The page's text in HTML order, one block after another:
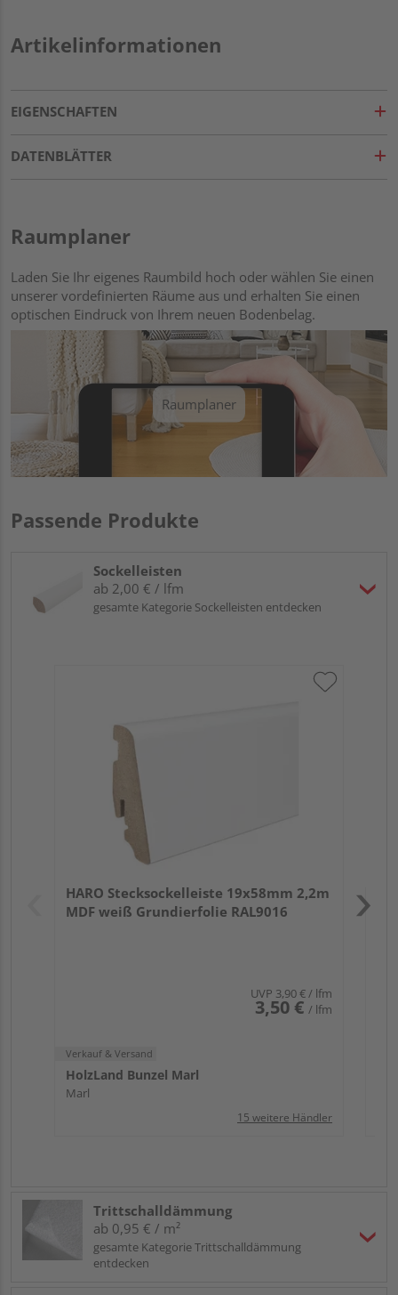
Artikelinformationen
EIGENSCHAFTEN
DATENBLÄTTER
Raumplaner
Laden Sie Ihr eigenes Raumbild hoch oder wählen Sie einen
unserer vordefinierten Räume aus und erhalten Sie einen
optischen Eindruck von Ihrem neuen Bodenbelag.
Raumplaner
Passende Produkte
Sockelleisten
ab 2,00 € / lfm
gesamte Kategorie Sockelleisten entdecken
HARO Stecksockelleiste 19x58mm 2,2m
MDF weiß Grundierfolie RAL9016
UVP 3,90 €/ lfm
3,50 € / lfm
Verkauf & Versand
HolzLand Bunzel Marl
Marl
15 weitere Händler
Trittschalldämmung
ab 0,95 € / m²
gesamte Kategorie Trittschalldämmung
entdecken